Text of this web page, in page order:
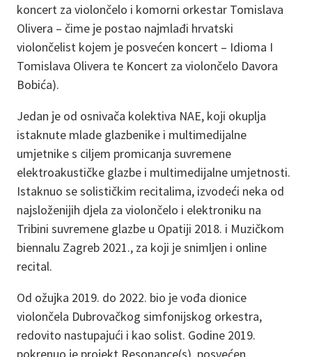
koncert za violončelo i komorni orkestar Tomislava
Olivera – čime je postao najmlađi hrvatski
violončelist kojem je posvećen koncert – Idioma I
Tomislava Olivera te Koncert za violončelo Davora
Bobića).
Jedan je od osnivača kolektiva NAE, koji okuplja
istaknute mlade glazbenike i multimedijalne
umjetnike s ciljem promicanja suvremene
elektroakustičke glazbe i multimedijalne umjetnosti.
Istaknuo se solističkim recitalima, izvodeći neka od
najsloženijih djela za violončelo i elektroniku na
Tribini suvremene glazbe u Opatiji 2018. i Muzičkom
biennalu Zagreb 2021., za koji je snimljen i online
recital.
Od ožujka 2019. do 2022. bio je vođa dionice
violončela Dubrovačkog simfonijskog orkestra,
redovito nastupajući i kao solist. Godine 2019.
pokrenuo je projekt Resonance(s), posvećen